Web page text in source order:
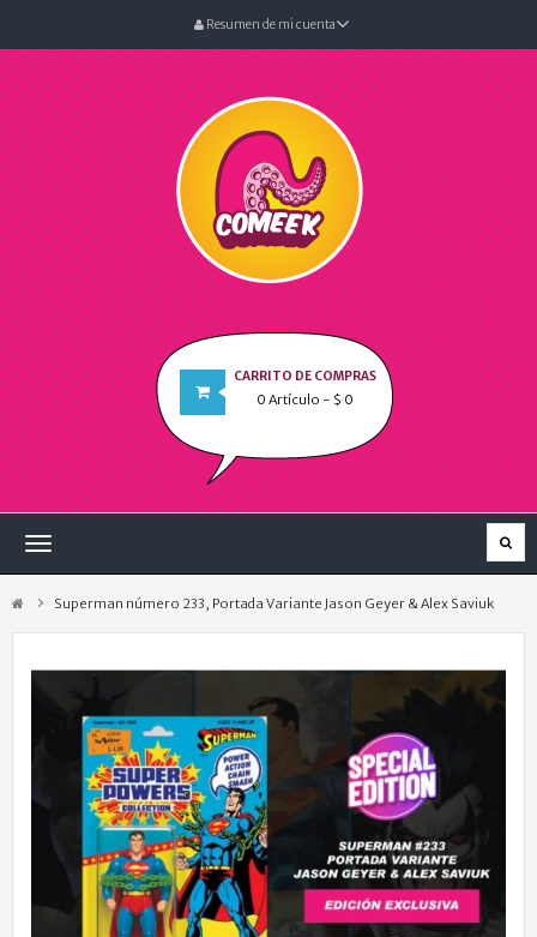
Resumen de mi cuenta
CARRITO DE COMPRAS
0 Artículo - $ 0
Navegación
Superman número 233, Portada Variante Jason Geyer & Alex Saviuk